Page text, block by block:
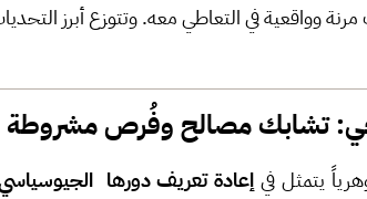
وواقعية في التعاطي معه. وتتوزع أبرز
تشابك مصالح وفُرص مشروطة
يتمثل في إعادة تعريف دورها